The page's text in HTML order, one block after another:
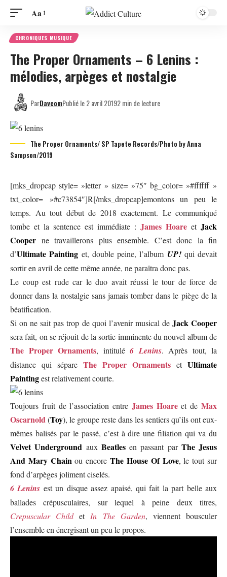
Aa
CHRONIQUES MUSIQUE
The Proper Ornaments – 6 Lenins :
mélodies, arpèges et nostalgie
ParDavcomPublié le 2 avril 20192 min de lecture
The Proper Ornaments/ SP Tapete Records/Photo by Anna
Sampson/2019
[mks_dropcap style= »letter » size= »75″ bg_color= »#ffffff »
txt_color= »#c73854″]R[/mks_dropcap]emontons un peu le
temps. Au tout début de 2018 exactement. Le communiqué
tombe et la sentence est immédiate : James Hoare et Jack
Cooper ne travaillerons plus ensemble. C’est donc la fin
d’Ultimate Painting et, double peine, l’album UP!qui devait
sortir en avril de cette même année, ne paraîtra donc pas.
Le coup est rude car le duo avait réussi le tour de force de
donner dans la nostalgie sans jamais tomber dans le piège de la
béatification.
Si on ne sait pas trop de quoi l’avenir musical de Jack Cooper
sera fait, on se réjouit de la sortie imminente du nouvel album de
The Proper Ornaments, intitulé 6 Lenins. Après tout, la
distance qui sépare The Proper Ornaments et Ultimate
Paintingest relativement courte.
Toujours fruit de l’association entre James Hoareet deMax
Oscarnold(Toy), le groupe reste dans les sentiers qu’ils ont eux-
mêmes balisés par le passé, c’est à dire une filiation qui va du
Velvet Underground aux Beatlesen passant par The Jesus
And Mary Chain ou encoreThe House Of Love, le tout sur
fond d’arpèges joliment ciselés.
6 Lenins est un disque assez apaisé, qui fait la part belle aux
ballades crépusculaires, sur lequel à peine deux titres,
Crepuscular Childet In The Garden, viennent bousculer
l’ensemble en énergisant un peu le propos.